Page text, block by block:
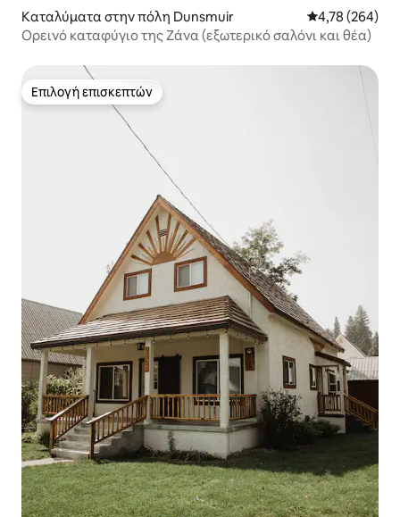
Καταλύματα στην πόλη Dunsmuir Μέση
4,78 (264)
Ορεινό καταφύγιο της Ζάνα (εξωτερικό σαλόνι και θέα)
Επιλογή επισκεπτών
Επιλογή επισκεπτών